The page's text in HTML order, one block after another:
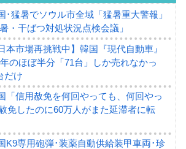
･猛暑でソウル市全域「猛暑重大警報」
・干ばつ対処状況点検会議」
日本市場再挑戦中】韓国『現代自動車』
のほぼ半分「71台」しか売れなかっ
だけ
「信用赦免を何回やっても、何回やっ
免したのに60万人がまた延滞者に転
K9専用砲弾･装薬自動供給装甲車両･珍